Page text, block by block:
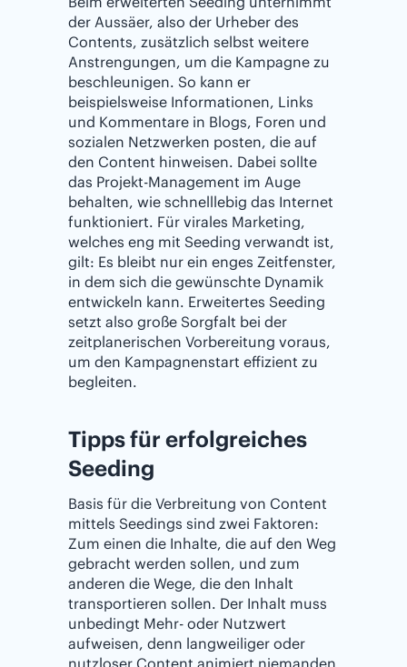
der Aussäer, also der Urheber des
Contents, zusätzlich selbst weitere
Anstrengungen, um die Kampagne zu
beschleunigen. So kann er
beispielsweise Informationen, Links
und Kommentare in Blogs, Foren und
sozialen Netzwerken posten, die auf
den Content hinweisen. Dabei sollte
das Projekt-Management im Auge
behalten, wie schnelllebig das Internet
funktioniert. Für virales Marketing,
welches eng mit Seeding verwandt ist,
gilt: Es bleibt nur ein enges Zeitfenster,
in dem sich die gewünschte Dynamik
entwickeln kann. Erweitertes Seeding
setzt also große Sorgfalt bei der
zeitplanerischen Vorbereitung voraus,
um den Kampagnenstart effizient zu
begleiten.
Tipps für erfolgreiches
Seeding
Basis für die Verbreitung von Content
mittels Seedings sind zwei Faktoren:
Zum einen die Inhalte, die auf den Weg
gebracht werden sollen, und zum
anderen die Wege, die den Inhalt
transportieren sollen. Der Inhalt muss
unbedingt Mehr- oder Nutzwert
aufweisen, denn langweiliger oder
nutzloser Content animiert niemanden